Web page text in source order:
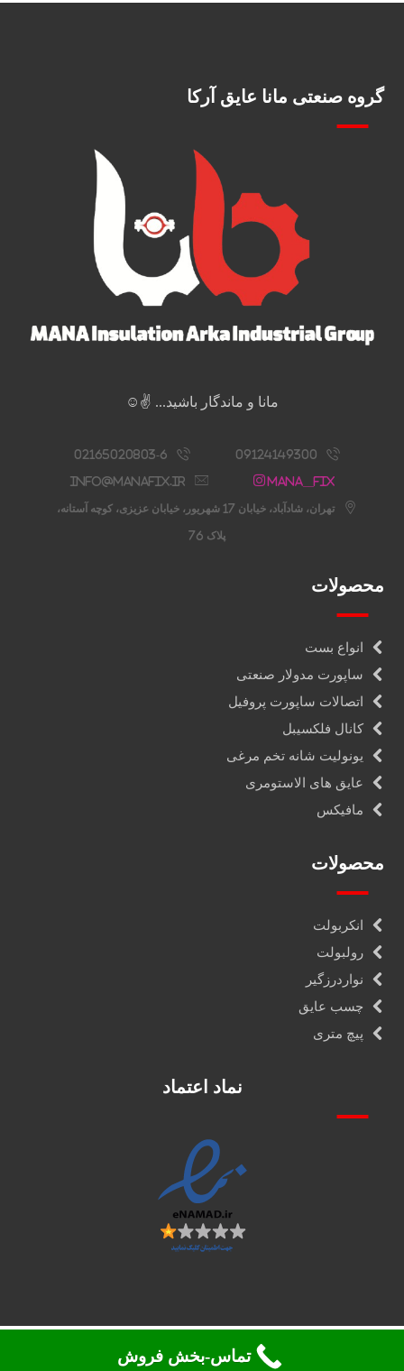
گروه صنعتی مانا عایق آرکا
مانا و ماندگار باشید... ✌️☺️
09124149300
02165020803-6
Mana__fix
info@manafix.ir
تهران، شادآباد، خیابان 17 شهریور، خیابان عزیزی، کوچه آستانه،
پلاک 76
محصولات
انواع بست
ساپورت مدولار صنعتی
اتصالات ساپورت پروفیل
کانال فلکسیبل
یونولیت شانه تخم مرغی
عایق های الاستومری
مافیکس
محصولات
انکربولت
رولبولت
نواردرزگیر
چسب عایق
پیچ متری
نماد اعتماد
تمامی حقوق 2026. محفوظ می باشد ©تماس-بخش فروش